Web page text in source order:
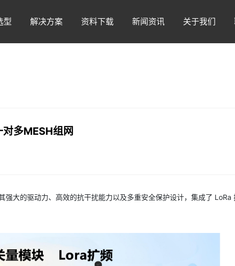
型 解决方案 资料下载 新闻资讯 关于我们
多MESH组网
大的驱动力、高效的抗干扰能力以及多重安全保护设计，集成了 LoRa